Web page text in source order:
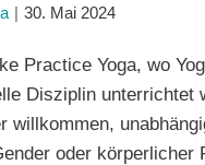
30. Mai 2024
Practice Yoga, wo
Disziplin unterrichtet
willkommen,
oder körperlicher